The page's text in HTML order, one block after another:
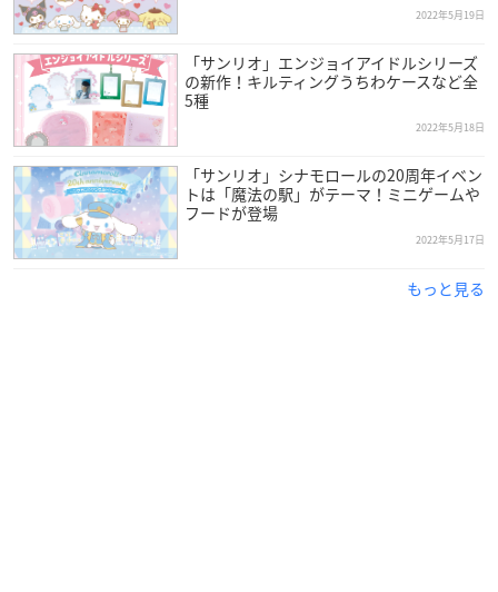
5/19（木）～6/1（水）セブン-イレブン限定で、森永製菓の
対象商品を一度に2個（組み合わせ自由）買うと、 サンリオ
キャラクターズヘアゴムを1個プレゼント☆各店舗ごとに、
全6種類を各4個の先着24個限定配付だよ！
3Etf9q6pic.twitter.com/Ksdn4dlJ0l
— サンリオ (@sanrio_news)May 19, 2022
2022年5月19日
「サンリオ」エンジョイアイドルシリーズ
の新作！キルティングうちわケースなど全
5種
2022年5月18日
「サンリオ」シナモロールの20周年イベン
トは「魔法の駅」がテーマ！ミニゲームや
フードが登場
2022年5月17日
もっと見る